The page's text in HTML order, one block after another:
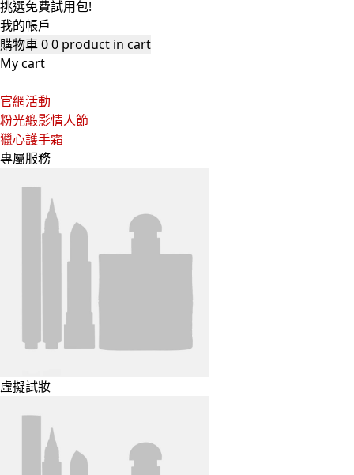
挑選免費試用包!
我的帳戶
購物車00 product in cart
My cart
官網活動
粉光緞影情人節
獵心護手霜
專屬服務
虛擬試妝